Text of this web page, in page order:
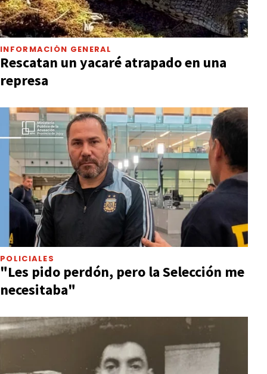
INFORMACIÓN GENERAL
Rescatan un yacaré atrapado en una
represa
POLICIALES
"Les pido perdón, pero la Selección me
necesitaba"